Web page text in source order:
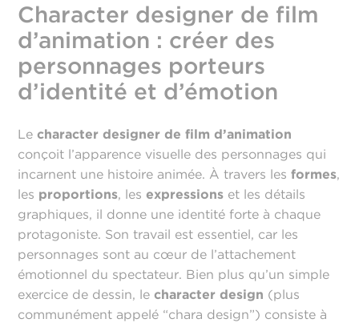
Character designer de film
d’animation : créer des
personnages porteurs
d’identité et d’émotion
Lecharacter designer de film d’animation
conçoit l’apparence visuelle des personnages qui
incarnent une histoire animée. À travers lesformes,
les proportions, lesexpressions et les détails
graphiques, il donne une identité forte à chaque
protagoniste. Son travail est essentiel, car les
personnages sont au cœur de l’attachement
émotionnel du spectateur. Bien plus qu’un simple
exercice de dessin, lecharacter design (plus
communément appelé “chara design”) consiste à